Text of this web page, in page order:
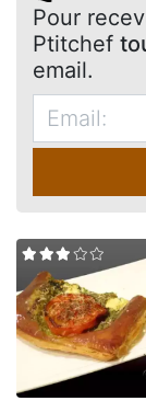
Pour
Ptitchef
email.